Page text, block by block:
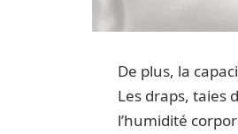
De plus, la
Les draps, taies
l’humidité